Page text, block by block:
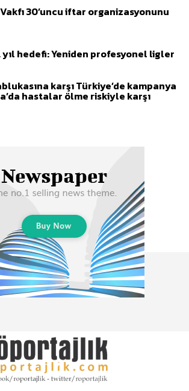
30’uncu iftar organizasyonunu
yıl hedefi: Yeniden profesyonel ligler
karşı Türkiye’de kampanya
hastalar ölme riskiyle karşı